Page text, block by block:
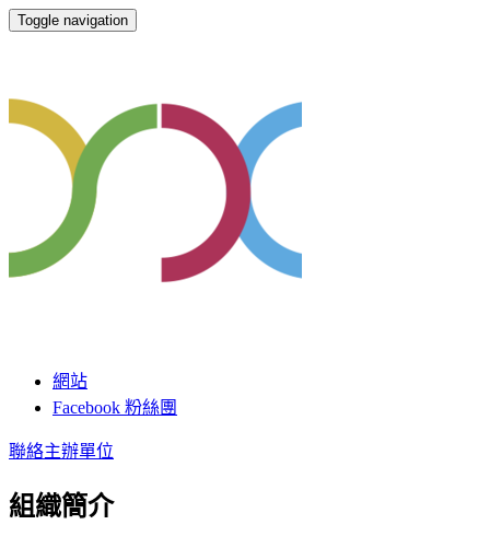
Toggle navigation
網站
Facebook 粉絲團
聯絡主辦單位
組織簡介